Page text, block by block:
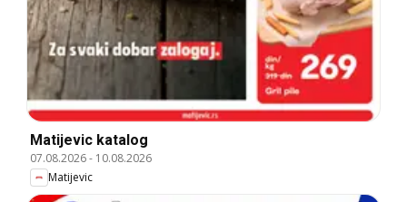
Matijevic katalog
07.08.2026- 10.08.2026
Matijevic